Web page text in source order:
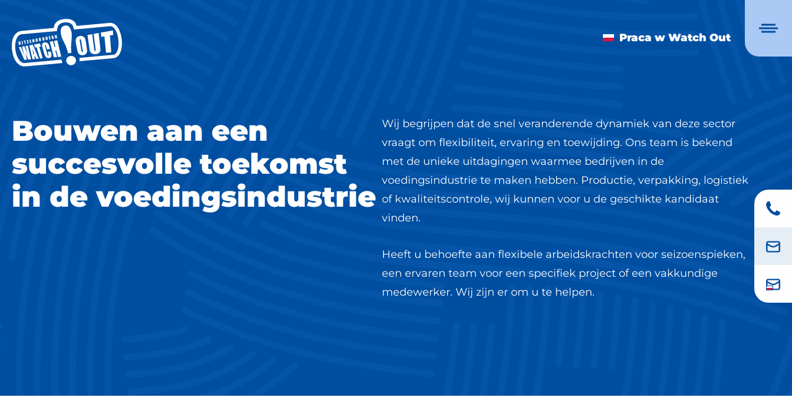
Praca w Watch Out
Bouwen aan een
succesvolle toekomst
in de voedingsindustrie
Wij begrijpen dat de snel veranderende dynamiek van deze sector
vraagt om flexibiliteit, ervaring en toewijding. Ons team is bekend
met de unieke uitdagingen waarmee bedrijven in de
voedingsindustrie te maken hebben. Productie, verpakking, logistiek
of kwaliteitscontrole, wij kunnen voor u de geschikte kandidaat
vinden.
Heeft u behoefte aan flexibele arbeidskrachten voor seizoenspieken,
een ervaren team voor een specifiek project of een vakkundige
medewerker. Wij zijn er om u te helpen.